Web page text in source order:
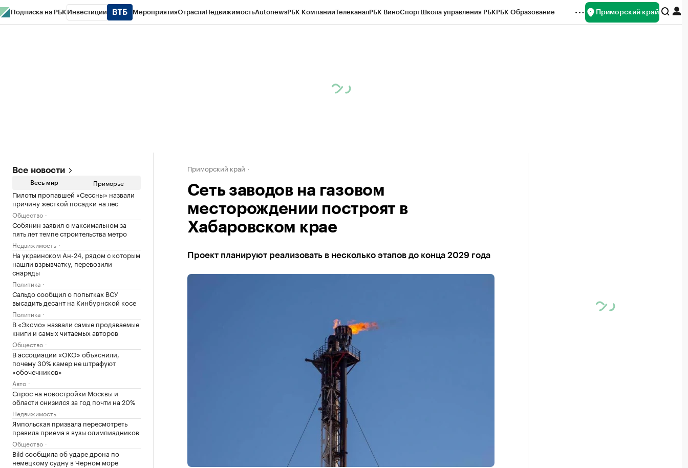
Подписка на РБК Инвестиции МероприятияОтраслиНедвижимостьAutonewsРБК КомпанииТелеканалРБК ВиноСпортШкола управления РБКРБК Образование Приморский край
Все новости
Весь мир Приморье
Пилоты пропавшей «Сессны» назвали
причину жесткой посадки на лес
Общество
Собянин заявил о максимальном за
пять лет темпе строительства метро
Недвижимость
На украинском Ан-24, рядом с которым
нашли взрывчатку, перевозили
снаряды
Политика
Сальдо сообщил о попытках ВСУ
высадить десант на Кинбурнской косе
Политика
В «Эксмо» назвали самые продаваемые
книги и самых читаемых авторов
Общество
В ассоциации «ОКО» объяснили,
почему 30% камер не штрафуют
«обочечников»
Авто
Спрос на новостройки Москвы и
области снизился за год почти на 20%
Недвижимость
Ямпольская призвала пересмотреть
правила приема в вузы олимпиадников
Общество
Bild сообщила об ударе дрона по
немецкому судну в Черном море
Приморский край
Сеть заводов на газовом
месторождении построят в
Хабаровском крае
Проект планируют реализовать в несколько этапов до конца 2029 года